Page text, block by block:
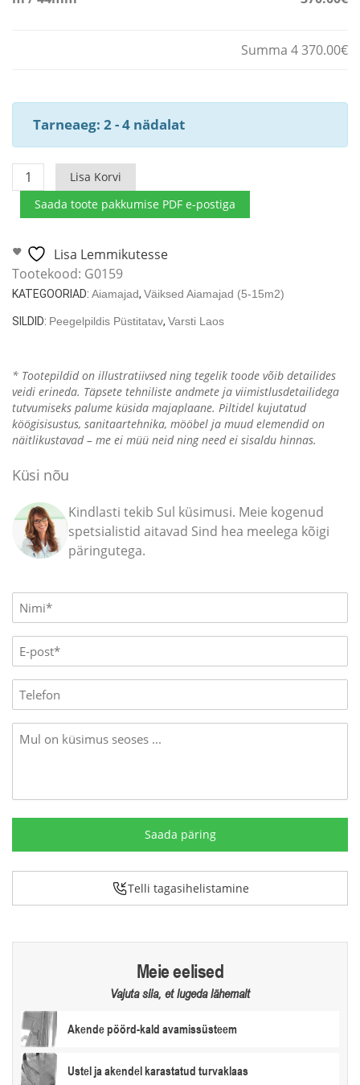
Summa 4 370.00€
Tarneaeg: 2 - 4 nädalat
Aiamaja
Lucas
9m²
/
3
3
44mm
kogus
Lisa Korvi
Saada toote pakkumise PDF e-postiga
Lisa Lemmikutesse
Tootekood: G0159
KATEGOORIAD: Aiamajad, Väiksed Aiamajad (5-15m2)
SILDID: Peegelpildis Püstitatav, Varsti Laos
* Tootepildid on illustratiivsed ning tegelik toode võib detailides
veidi erineda. Täpsete tehniliste andmete ja viimistlusdetailidega
tutvumiseks palume küsida majaplaane. Piltidel kujutatud
köögisisustus, sanitaartehnika, mööbel ja muud elemendid on
näitlikustavad – me ei müü neid ning need ei sisaldu hinnas.
Küsi nõu
Kindlasti tekib Sul küsimusi. Meie kogenud
spetsialistid aitavad Sind hea meelega kõigi
päringutega.
Name
(Required)
E-
mail
(Required)
Phone
Message
Telli tagasihelistamine
Meie eelised
Vajuta siia, et lugeda lähemalt
Akende pöörd-kald avamissüsteem
Ustel ja akendel karastatud turvaklaas